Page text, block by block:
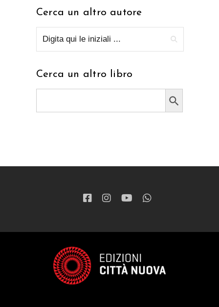
Cerca un altro autore
Cerca un altro libro
Search Button